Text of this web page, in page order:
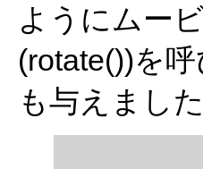
ようにムー
(rotate())を
も与えました